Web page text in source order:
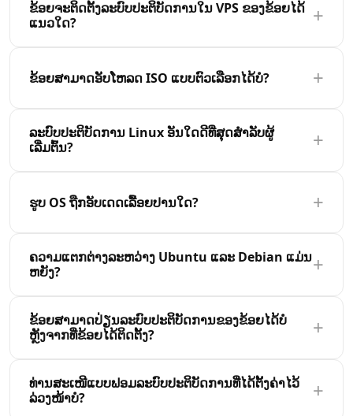
ລະບົບ BSD ລວມທັງ Ubuntu, Debian, CentOS, Rocky
Linux, Fedora, Alpine Linux, ແລະ FreeBSD. ຮູບພາບທັງ
ຄວາມປອດໄພລ້າສຸດແລະຖືກປັບປຸງໃຫ້ດີທີ່ສຸດ ສຳ ລັບການ
ຂ້ອຍຈະຕິດຕັ້ງລະບົບປະຕິບັດການໃນ VPS ຂອງຂ້ອຍໄດ້
ແນວໃດ?
+
ລະຫວ່າງການສ້າງເຊີບເວີ, ເລືອກລະບົບປະຕິບັດການທີ່ທ່ານ
ຄືນ ໃໝ່ ຫຼືປ່ຽນ OS ຂອງທ່ານໄດ້ທຸກເວລາຈາກແຜງຄວບຄຸມ.
ຂ້ອຍສາມາດອັບໂຫລດ ISO ແບບຕົວເລືອກໄດ້ບໍ? +
ຕາມ​ໃຈ​ເອງ. ທ່ານ​ສາມາດ​ອັບໂຫລດ​ຮູບ ISO ຂອງທ່ານ​ເອງ​ຜ່ານ​
ແຜງ​ຄວບຄຸມ ແລະ ຕິດຕັ້ງ​ລະບົບ​ປະຕິບັດການ​ໃດໆ​ທີ່​ຕອບ​
ການ​ແຈກ​ຢາຍ​ທີ່​ມີ​ຄວາມ​ຊ່ຽວຊານ ຫຼື ເວີຊັນ​ຂອງ​ລະບົບ​ປະຕິບັດ
ການ​ທີ່​ບໍ່​ມີ​ໃນ​ແພລະຕະຟອມ​ມາດຕະຖານ​ຂອງພວກເຮົາ.
ລະບົບປະຕິບັດການ Linux ອັນໃດດີທີ່ສຸດສຳລັບຜູ້
ເລີ່ມຕົ້ນ?
+
ຈາກເອກະສານທີ່ກວ້າງຂວາງ, ການສະຫນັບສະຫນູນຊຸມຊົນ
ຄວາມປອດໄພສໍາລັບ5ປີ, ເຮັດໃຫ້ພວກເຂົາເປັນທີ່ເຫມາະສົມສໍາ
ລັບການຜະລິດເຊີບເວີ.
ຮູບ OS ຖືກ​ອັບເດດ​ເລື້ອຍປານໃດ? +
ເພື່ອລວມເອົາການແກ້ໄຂຄວາມປອດໄພລ້າສຸດແລະການປັບປຸງ
ຊອບແວ. ພວກເຮົາສ້າງຄືນໃຫມ່ຮູບພາບໃນມື້ຂອງຄວາມປອດໄພ
ປັບປຸງຜ່ານການບໍລິຫານ package ມາດຕະຖານສໍາລັບການ
ແຈກຢາຍຂອງທ່ານ.
ຄວາມແຕກຕ່າງລະຫວ່າງ Ubuntu ແລະ Debian ແມ່ນ
ຫຍັງ?
+
ແພລະຕະຟອມດຽວກັນ (apt). Ubuntu ສຸມໃສ່ຄວາມງ່າຍໃນ
ການໃຊ້ງານແລະປ່ອຍອອກມາເປັນປົກກະຕິດ້ວຍຊອບແວ ໃໝ່,
ຕະຟອມທີ່ທົດສອບຢ່າງລະອຽດ. ທັງສອງແມ່ນທາງເລືອກທີ່
ດີເລີດ ສຳ ລັບ VPS Hosting.
ຂ້ອຍສາມາດປ່ຽນລະບົບປະຕິບັດການຂອງຂ້ອຍໄດ້ບໍ
ຫຼັງຈາກທີ່ຂ້ອຍໄດ້ຕິດຕັ້ງ?
+
ປະຕິບັດການທີ່ແຕກຕ່າງກັນໃນທຸກເວລາຈາກແຜງຄວບຄຸມ. ຂໍໃຫ້
ສັງເກດວ່າການຕິດຕັ້ງຄືນຈະລຶບຂໍ້ມູນທັງຫມົດກ່ຽວກັບເຊີບເວີ,
ທ່ານ​ສະເໜີ​ແບບຟອມ​ລະບົບ​ປະຕິບັດການ​ທີ່​ໄດ້​ຕັ້ງຄ່າ​ໄວ້​
ລ່ວງໜ້າ​ບໍ?
+